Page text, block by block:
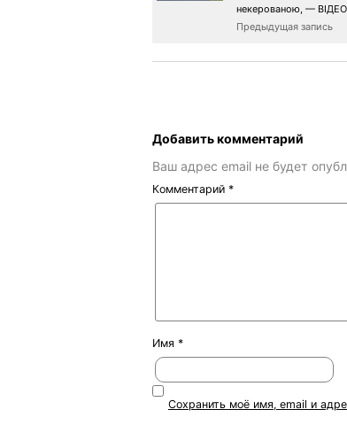
некерованою, — ВІДЕО
Предыдущая запись
Добавить комментарий
Ваш адрес email не будет
Комментарий *
Имя *
Сохранить моё имя, email и